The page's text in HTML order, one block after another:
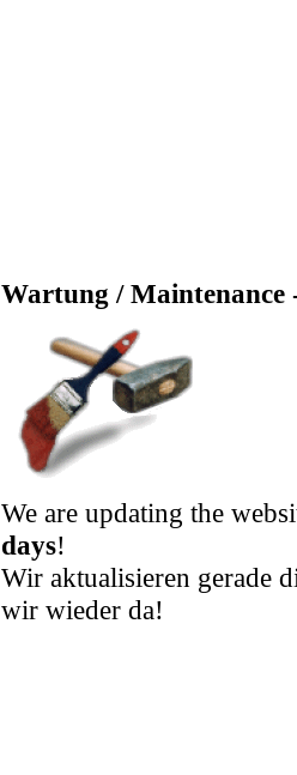
Wartung / Maintenance
We are updating the
days!
Wir aktualisieren gerade
wir wieder da!